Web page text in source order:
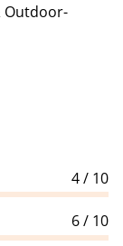
Outdoor-
4 / 10
6 / 10